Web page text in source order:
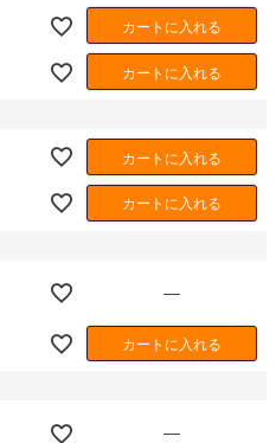
カートに入れる
カートに入れる
カートに入れる
カートに入れる
—
カートに入れる
—